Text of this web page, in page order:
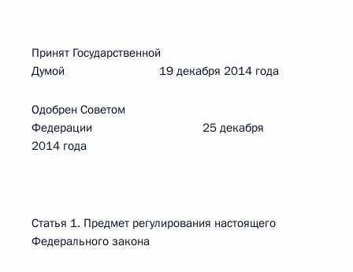
Принят Государственной
Думой 19 декабря 2014 года
Одобрен Советом
Федерации 25 декабря
2014 года
Статья 1. Предмет регулирования настоящего
Федерального закона